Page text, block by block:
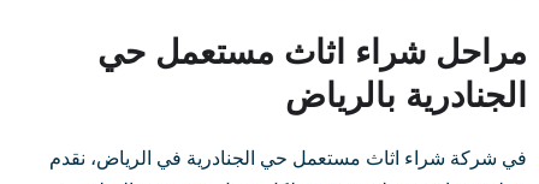
مراحل شراء اثاث مستعمل حي
الجنادرية بالرياض
في شركة شراء اثاث مستعمل حي الجنادرية في الرياض، نقدم